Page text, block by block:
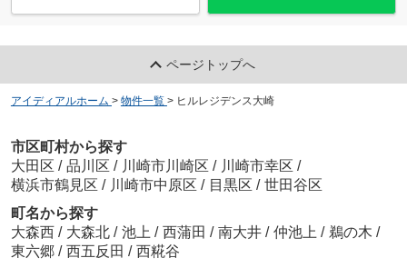
ページトップへ
アイディアルホーム > 物件一覧 > ヒルレジデンス大崎
市区町村から探す
大田区 / 品川区 / 川崎市川崎区 / 川崎市幸区 /
横浜市鶴見区 / 川崎市中原区 / 目黒区 / 世田谷区
町名から探す
大森西 / 大森北 / 池上 / 西蒲田 / 南大井 / 仲池上 / 鵜の木 /
東六郷 / 西五反田 / 西糀谷